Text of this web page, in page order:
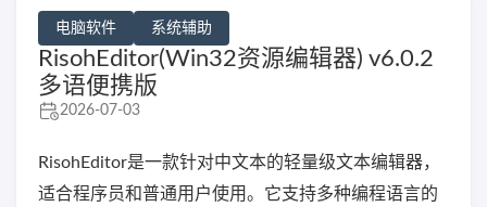
电脑软件 系统辅助
RisohEditor(Win32资源编辑器) v6.0.2
多语便携版
2026-07-03
RisohEditor是一款针对中文本的轻量级文本编辑器，
适合程序员和普通用户使用。它支持多种编程语言的